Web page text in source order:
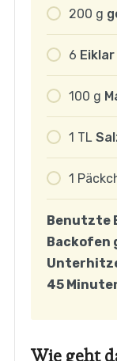
200 g
6
100 g
1 TL
1
Benutzte
Backofen
45
Wie geht